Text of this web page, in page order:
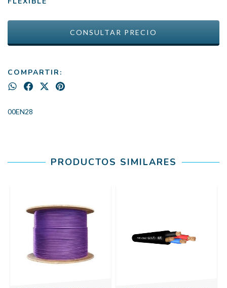
COMPARTIR:
00EN28
PRODUCTOS SIMILARES